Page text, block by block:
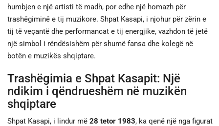
humbjen e një artisti të madh, por edhe një homazh për
trashëgiminë e tij muzikore. Shpat Kasapi, i njohur për zërin e
tij të veçantë dhe performancat e tij energjike, vazhdon të jetë
një simbol i rëndësishëm për shumë fansa dhe kolegë në
botën e muzikës shqiptare.
Trashëgimia e Shpat Kasapit: Një
ndikim i qëndrueshëm në muzikën
shqiptare
Shpat Kasapi, i lindur më 28 tetor 1983, ka qenë një nga figurat